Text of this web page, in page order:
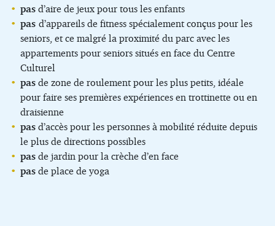
pasd’aire de jeux pour tous les enfants
pasd’appareils de fitness spécialement conçus pour les
seniors, et ce malgré la proximité du parc avec les
appartements pour seniors situés en face du Centre
Culturel
pasde zone de roulement pour les plus petits, idéale
pour faire ses premières expériences en trottinette ou en
draisienne
pasd’accès pour les personnes à mobilité réduite depuis
le plus de directions possibles
pasde jardin pour la crèche d’en face
pasde place de yoga